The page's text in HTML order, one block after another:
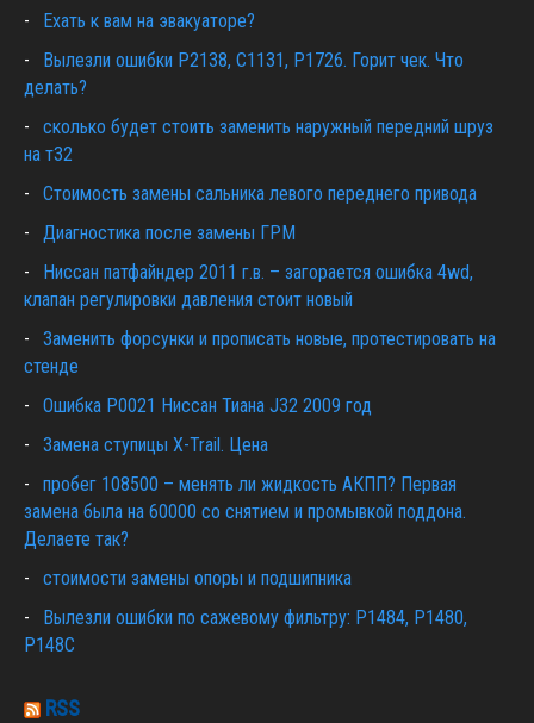
Ехать к вам на эвакуаторе?
Вылезли ошибки Р2138, С1131, Р1726. Горит чек. Что
делать?
сколько будет стоить заменить наружный передний шруз
на т32
Cтоимость замены сальника левого переднего привода
Диагностика после замены ГРМ
Ниссан патфайндер 2011 г.в. – загорается ошибка 4wd,
клапан регулировки давления стоит новый
Заменить форсунки и прописать новые, протестировать на
стенде
Ошибка Р0021 Ниссан Тиана J32 2009 год
Замена ступицы X-Trail. Цена
пробег 108500 – менять ли жидкость АКПП? Первая
замена была на 60000 со снятием и промывкой поддона.
Делаете так?
стоимости замены опоры и подшипника
Вылезли ошибки по сажевому фильтру: P1484, P1480,
P148C
RSS